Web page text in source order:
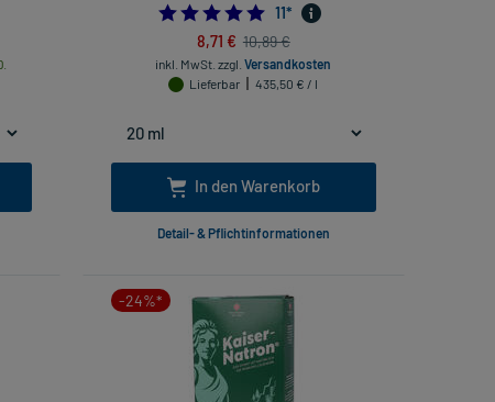
5.0
11*
8,71 € 10,89 €
inkl. MwSt. zzgl.Versandkosten
Lieferbar
435,50 € / l
In den Warenkorb
Detail- & Pflichtinformationen
-24%*